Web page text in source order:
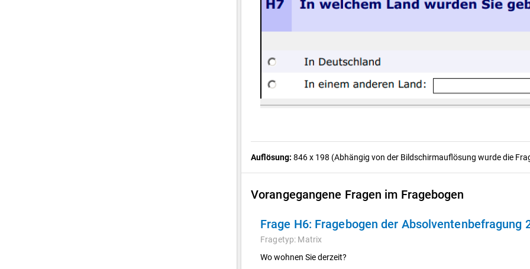
Auflösung: 846 x 198 (Abhängig von der Bildschirmauflösung wurde die
Vorangegangene Fragen im Fragebogen
Frage H6: Fragebogen der Absolventenbefragung
Fragetyp: Matrix
Wo wohnen Sie derzeit?